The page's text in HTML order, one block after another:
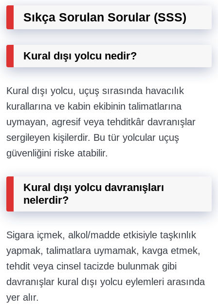
Sıkça Sorulan Sorular (SSS)
Kural dışı yolcu nedir?
Kural dışı yolcu, uçuş sırasında havacılık
kurallarına ve kabin ekibinin talimatlarına
uymayan, agresif veya tehditkâr davranışlar
sergileyen kişilerdir. Bu tür yolcular uçuş
güvenliğini riske atabilir.
Kural dışı yolcu davranışları
nelerdir?
Sigara içmek, alkol/madde etkisiyle taşkınlık
yapmak, talimatlara uymamak, kavga etmek,
tehdit veya cinsel tacizde bulunmak gibi
davranışlar kural dışı yolcu eylemleri arasında
yer alır.